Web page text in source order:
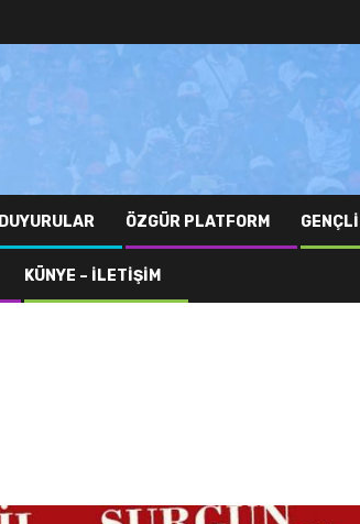
DUYURULAR ÖZGÜR PLATFORM
KÜNYE – İLETIŞIM